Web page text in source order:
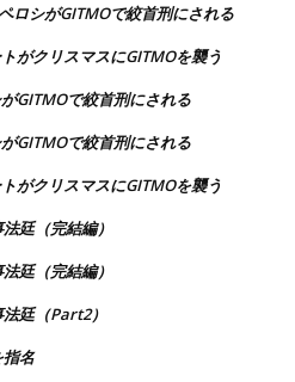
ロシがGITMOで絞首刑にされる
がクリスマスにGITMOを襲う
GITMOで絞首刑にされる
GITMOで絞首刑にされる
がクリスマスにGITMOを襲う
廷（完結編）
廷（完結編）
廷（Part2）
名